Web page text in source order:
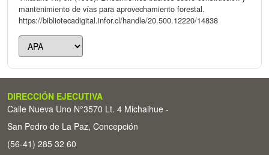
mantenimiento de vías para aprovechamiento forestal.
https://bibliotecadigital.infor.cl/handle/20.500.12220/14838
DIRECCIÓN EJECUTIVA
Calle Nueva Uno N°3570 Lt. 4 Michaihue -
San Pedro de La Paz, Concepción
(56-41) 285 32 60